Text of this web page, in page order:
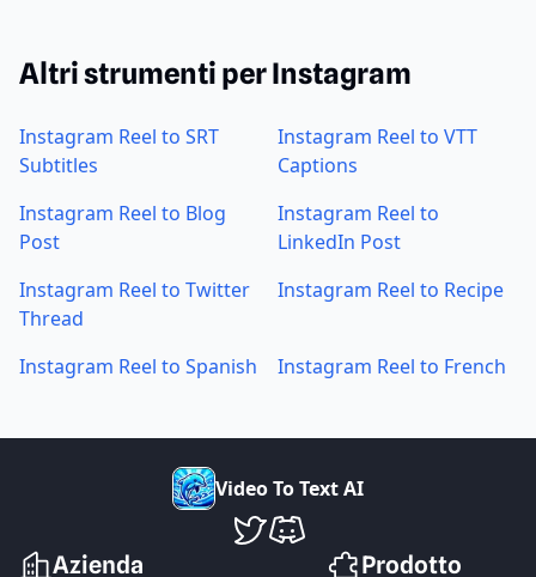
Altri strumenti per Instagram
Instagram Reel to SRT
Subtitles
Instagram Reel to VTT
Captions
Instagram Reel to Blog
Post
Instagram Reel to
LinkedIn Post
Instagram Reel to Twitter
Thread
Instagram Reel to Recipe
Instagram Reel to Spanish Instagram Reel to French
VideoToTextAI
VideoToTextAI su Twitter
VideoToTextAI su Discord
Azienda Prodotto